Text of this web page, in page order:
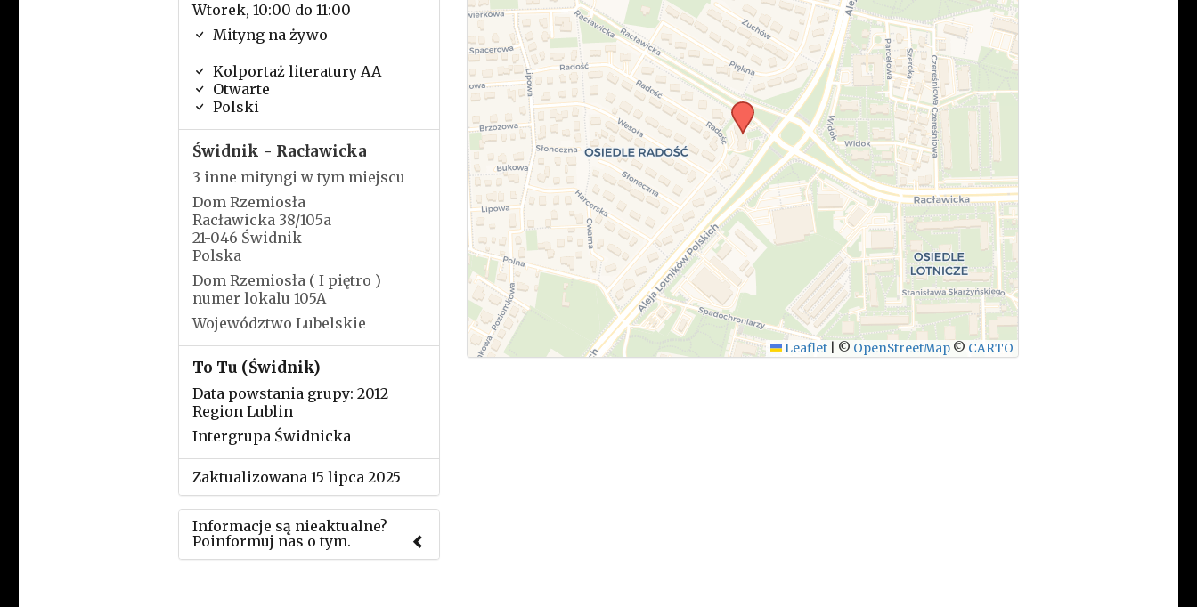
Wtorek, 10:00 do 11:00
Mityng na żywo
Kolportaż literatury AA
Otwarte
Polski
Świdnik - Racławicka
3 inne mityngi w tym miejscu
Dom Rzemiosła
Racławicka 38/105a
21-046 Świdnik
Polska
Dom Rzemiosła ( I piętro )
numer lokalu 105A
Województwo Lubelskie
To Tu (Świdnik)
Data powstania grupy: 2012
Region Lublin
Intergrupa Świdnicka
Zaktualizowana 15 lipca 2025
Informacje są nieaktualne?
Poinformuj nas o tym.
Leaflet © OpenStreetMap © CARTO